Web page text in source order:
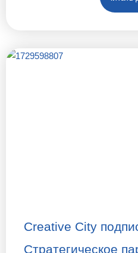
Creative City
Стратегическое